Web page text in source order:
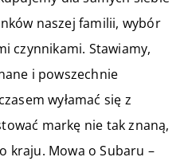
naszej familii, wybór
czynnikami. Stawiamy,
i powszechnie
wyłamać się z
markę nie tak znaną,
kraju. Mowa o Subaru –